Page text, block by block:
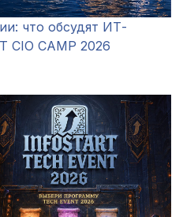
что обсудят ИТ-
CIO CAMP 2026